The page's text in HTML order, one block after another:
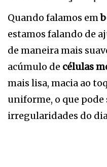
Quando falamos em
estamos falando de
de maneira mais
acúmulo de células
mais lisa, macia ao
uniforme, o que
irregularidades do